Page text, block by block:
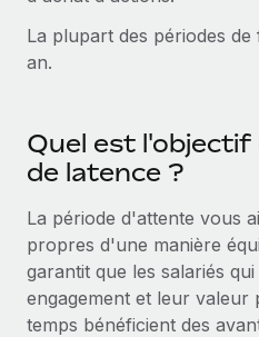
Gestion des freelances
Intégrez et gérez vos
INFRASTRUCTURE
Intégration Remote
Intégrez vos RH aux flux
Plateforme
Des fonctions RH clés
Examinez notre service
Start-ups
Des solutions agiles et
Entreprises
Développez vos équipes
mesure
Recherche et guides
Études de cas
Glossaire RH
Nederlands
Deutsch
Italiano
Português (Portugal)
La plupart des périodes
an.
Quel est
de latence ?
La période d'attente vous
propres d'une manière
garantit que les salariés
engagement et leur
temps bénéficient des